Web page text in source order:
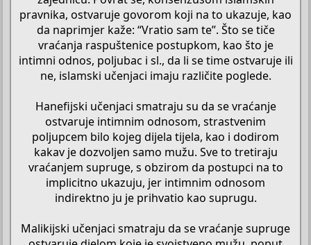
pravnika, ostvaruje govorom koji na to ukazuje, kao
da naprimjer kaže: “Vratio sam te”. Što se tiče
vraćanja raspuštenice postupkom, kao što je
intimni odnos, poljubac i sl., da li se time ostvaruje ili
ne, islamski učenjaci imaju različite poglede.
Hanefijski učenjaci smatraju su da se vraćanje
ostvaruje intimnim odnosom, strastvenim
poljupcem bilo kojeg dijela tijela, kao i dodirom
kakav je dozvoljen samo mužu. Sve to tretiraju
vraćanjem supruge, s obzirom da postupci na to
implicitno ukazuju, jer intimnim odnosom
indirektno ju je prihvatio kao suprugu.
Malikijski učenjaci smatraju da se vraćanje supruge